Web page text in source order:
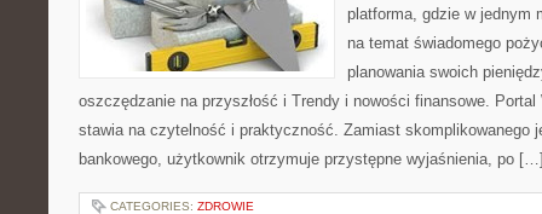
platforma, gdzie w jednym
na temat świadomego
planowania swoich
oszczędzanie na przyszłość i Trendy i nowości finansowe.
stawia na czytelność i praktyczność. Zamiast skomplikowanego
bankowego, użytkownik otrzymuje przystępne wyjaśnienia, po
CATEGORIES: ZDROWIE